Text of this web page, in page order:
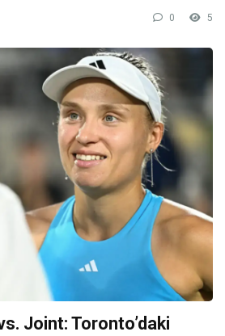
0 5
Joint: Toronto’daki